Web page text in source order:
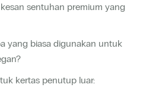
sentuhan premium yang
yang biasa digunakan untuk
kertas penutup luar: